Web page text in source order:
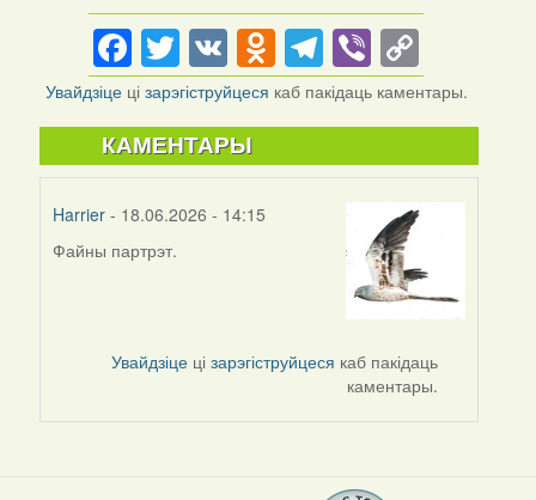
Facebook
Twitter
VKOdnoklassniki
Telegram
Viber
Link
Увайдзіце цізарэгіструйцеся каб пакідаць каментары.
КАМЕНТАРЫ
Harrier - 18.06.2026 - 14:15
Файны партрэт.
Увайдзіце цізарэгіструйцеся каб пакідаць
каментары.